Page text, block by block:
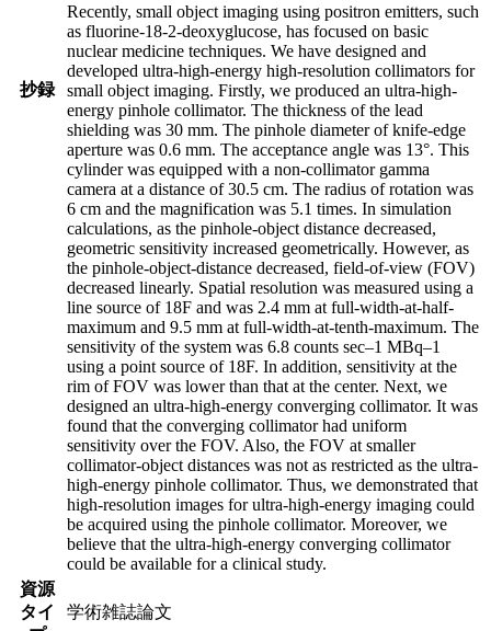
抄録
Recently, small object imaging using positron emitters, such
as fluorine-18-2-deoxyglucose, has focused on basic
nuclear medicine techniques. We have designed and
developed ultra-high-energy high-resolution collimators for
small object imaging. Firstly, we produced an ultra-high-
energy pinhole collimator. The thickness of the lead
shielding was 30 mm. The pinhole diameter of knife-edge
aperture was 0.6 mm. The acceptance angle was 13°. This
cylinder was equipped with a non-collimator gamma
camera at a distance of 30.5 cm. The radius of rotation was
6 cm and the magnification was 5.1 times. In simulation
calculations, as the pinhole-object distance decreased,
geometric sensitivity increased geometrically. However, as
the pinhole-object-distance decreased, field-of-view (FOV)
decreased linearly. Spatial resolution was measured using a
line source of 18F and was 2.4 mm at full-width-at-half-
maximum and 9.5 mm at full-width-at-tenth-maximum. The
sensitivity of the system was 6.8 counts sec–1 MBq–1
using a point source of 18F. In addition, sensitivity at the
rim of FOV was lower than that at the center. Next, we
designed an ultra-high-energy converging collimator. It was
found that the converging collimator had uniform
sensitivity over the FOV. Also, the FOV at smaller
collimator-object distances was not as restricted as the ultra-
high-energy pinhole collimator. Thus, we demonstrated that
high-resolution images for ultra-high-energy imaging could
be acquired using the pinhole collimator. Moreover, we
believe that the ultra-high-energy converging collimator
could be available for a clinical study.
資源
タイ
学術雑誌論文